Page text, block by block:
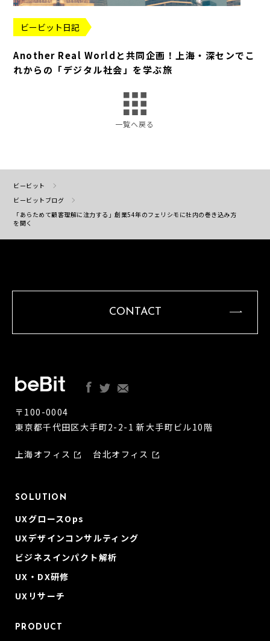
ビービット日記
Another Real Worldと共同企画！上海・深センでこ
れからの「デジタル社会」を学ぶ旅
一覧へ戻る
ビービット
ビービットブログ
「あらためて顧客理解に注力する」創業54年のフェリシモに社内の巻き込み方
を聞く
CONTACT
〒100-0004
東京都千代田区大手町2-2-1 新大手町ビル10階
上海オフィス 台北オフィス
SOLUTION
UXグロースOps
UXデザインコンサルティング
ビジネスインパクト解析
UX・DX研修
UXリサーチ
PRODUCT